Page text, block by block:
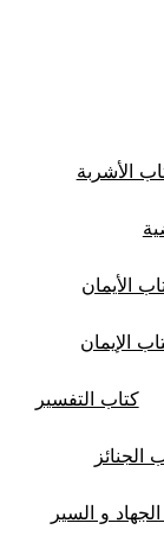
الأشربة
الأيمان
الإيمان
كتاب التفسير
الجنائز
و السير